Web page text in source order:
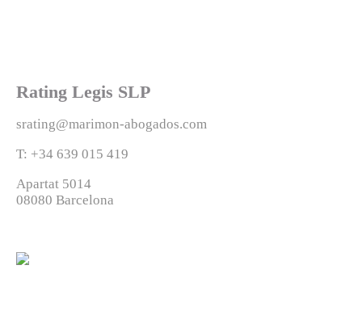
Rating Legis SLP
srating@marimon-abogados.com
T: +34 639 015 419
Apartat 5014
08080 Barcelona